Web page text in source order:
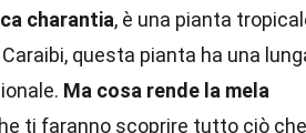
charantia, è una pianta
questa pianta ha una
Ma cosa rende la mela
ti faranno scoprire tutto ciò